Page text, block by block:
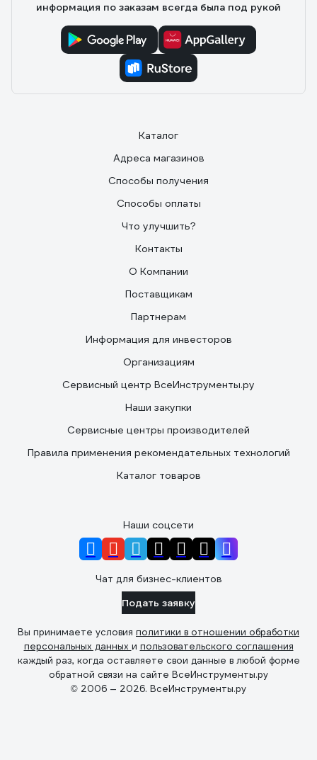
информация по заказам всегда была под рукой
Каталог
Адреса магазинов
Способы получения
Способы оплаты
Что улучшить?
Контакты
О Компании
Поставщикам
Партнерам
Информация для инвесторов
Организациям
Сервисный центр ВсеИнструменты.ру
Наши закупки
Сервисные центры производителей
Правила применения рекомендательных технологий
Каталог товаров
Наши соцсети
Чат для бизнес-клиентов
Подать заявку
Вы принимаете условия политики в отношении обработки
персональных данных и пользовательского соглашения
каждый раз, когда оставляете свои данные в любой форме
обратной связи на сайте ВсеИнструменты.ру
© 2006 — 2026. ВсеИнструменты.ру